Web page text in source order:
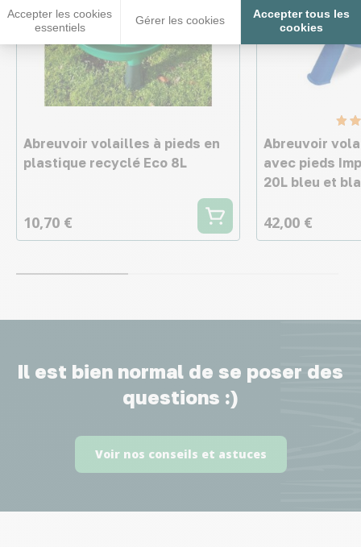
Accepter les cookies
essentiels
Gérer les cookies
Accepter tous les
cookies
Abreuvoir volailles à pieds en
plastique recyclé Eco 8L
10,70 €
Abreuvoir
avec pieds
20L bleu et
42,00 €
Il est bien normal de se poser des
questions :)
Voir nos conseils et astuces